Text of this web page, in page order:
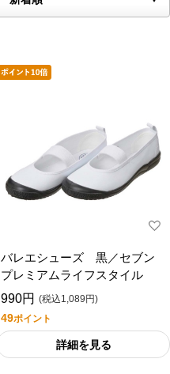
バレエシューズ 黒／セブン
プレミアムライフスタイル
990円 (税込1,089円)
49ポイント
詳細を見る